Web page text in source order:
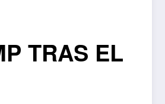
TRAS EL